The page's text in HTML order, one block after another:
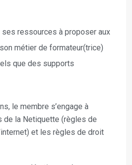
ressources à proposer aux
métier de formateur(trice)
que des supports
le membre s’engage à
la Netiquette (règles de
et les règles de droit